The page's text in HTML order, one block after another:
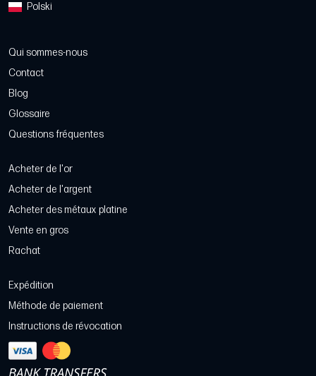
Polski
Qui sommes-nous
Contact
Blog
Glossaire
Questions fréquentes
Acheter de l'or
Acheter de l'argent
Acheter des métaux platine
Vente en gros
Rachat
Expédition
Méthode de paiement
Instructions de révocation